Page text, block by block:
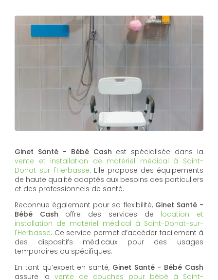
Ginet Santé - Bébé Cash est spécialisée dans la
vente et installation de matériel médical à Saint-
Donat-sur-l'Herbasse. Elle propose des équipements
de haute qualité adaptés aux besoins des particuliers
et des professionnels de santé.
Reconnue également pour sa flexibilité, Ginet Santé -
Bébé Cash offre des services de location et
installation de matériel médical à Saint-Donat-sur-
l'Herbasse. Ce service permet d’accéder facilement à
des dispositifs médicaux pour des usages
temporaires ou spécifiques.
En tant qu’expert en santé, Ginet Santé - Bébé Cash
assure la vente de couches pour bébé à Saint-